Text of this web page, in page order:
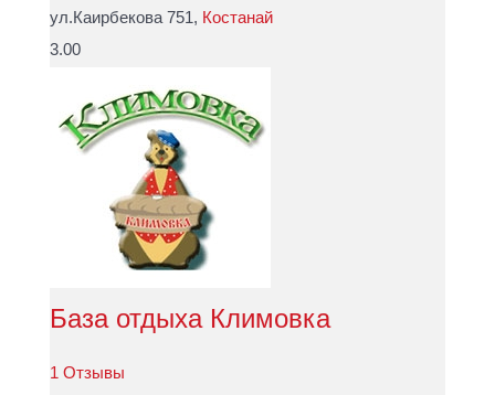
ул.Каирбекова 751, Костанай
3.00
База отдыха Климовка
1 Отзывы